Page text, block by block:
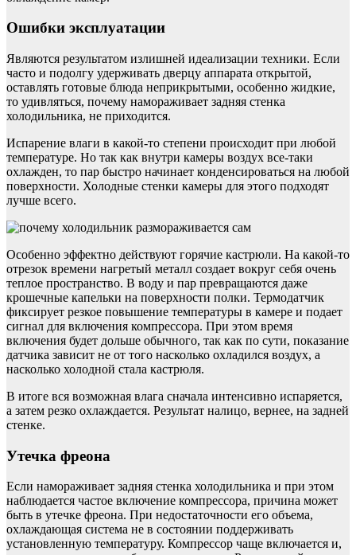
Ошибки эксплуатации
Являются результатом излишней идеализации техники. Если
часто и подолгу удерживать дверцу аппарата открытой,
оставлять готовые блюда неприкрытыми, особенно жидкие,
то удивляться, почему намораживает задняя стенка
холодильника, не приходится.
Испарение влаги в какой-то степени происходит при любой
температуре. Но так как внутри камеры воздух все-таки
охлажден, то пар быстро начинает конденсироваться на любой
поверхности. Холодные стенки камеры для этого подходят
лучше всего.
Особенно эффектно действуют горячие кастрюли. На какой-то
отрезок времени нагретый металл создает вокруг себя очень
теплое пространство. В воду и пар превращаются даже
крошечные капельки на поверхности полки. Термодатчик
фиксирует резкое повышение температуры в камере и подает
сигнал для включения компрессора. При этом время
включения будет дольше обычного, так как по сути, показание
датчика зависит не от того насколько охладился воздух, а
насколько холодной стала кастрюля.
В итоге вся возможная влага сначала интенсивно испаряется,
а затем резко охлаждается. Результат налицо, вернее, на задней
стенке.
Утечка фреона
Если намораживает задняя стенка холодильника и при этом
наблюдается частое включение компрессора, причина может
быть в утечке фреона. При недостаточности его объема,
охлаждающая система не в состоянии поддерживать
установленную температуру. Компрессор чаще включается и,